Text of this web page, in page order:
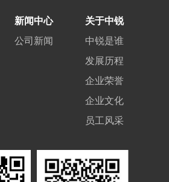
新闻中心
公司新闻
关于中锐
中锐是谁
发展历程
企业荣誉
企业文化
员工风采